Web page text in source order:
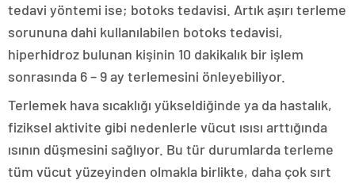
tedavi yöntemi ise; botoks tedavisi. Artık aşırı terleme
sorununa dahi kullanılabilen botoks tedavisi,
hiperhidroz bulunan kişinin 10 dakikalık bir işlem
sonrasında 6 – 9 ay terlemesini önleyebiliyor.
Terlemek hava sıcaklığı yükseldiğinde ya da hastalık,
fiziksel aktivite gibi nedenlerle vücut ısısı arttığında
ısının düşmesini sağlıyor. Bu tür durumlarda terleme
tüm vücut yüzeyinden olmakla birlikte, daha çok sırt